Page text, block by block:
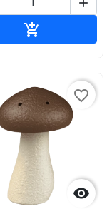


favorite_border